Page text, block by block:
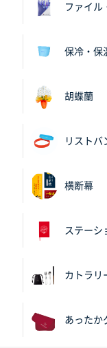
ファイル
保冷・保
胡蝶蘭
リストバ
横断幕
ステーシ
カトラリ
あったか